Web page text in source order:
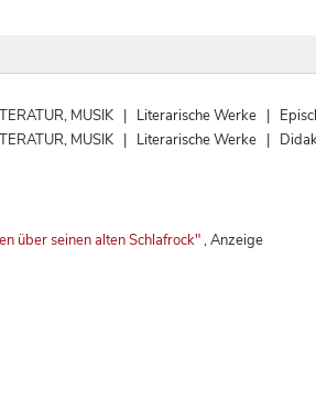
MUSIK | Literarische Werke |
MUSIK | Literarische Werke |
über seinen alten Schlafrock", Anzeige